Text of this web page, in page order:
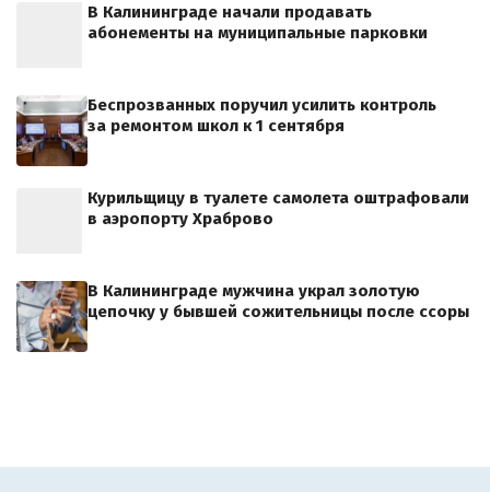
В Калининграде начали продавать
абонементы на муниципальные парковки
Беспрозванных поручил усилить контроль
за ремонтом школ к 1 сентября
Курильщицу в туалете самолета оштрафовали
в аэропорту Храброво
В Калининграде мужчина украл золотую
цепочку у бывшей сожительницы после ссоры